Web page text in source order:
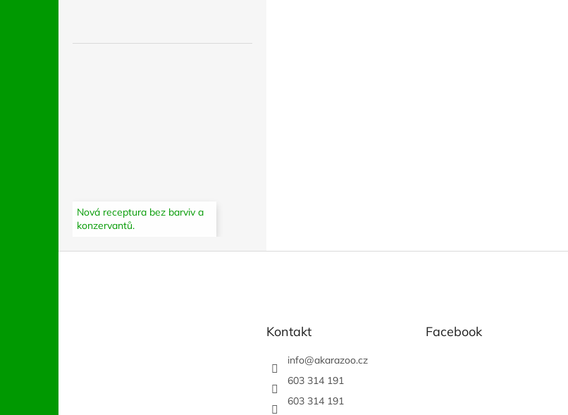
Nová receptura bez barviv a
konzervantů.
Kontakt
info@akarazoo.cz
603 314 191
603 314 191
Facebook